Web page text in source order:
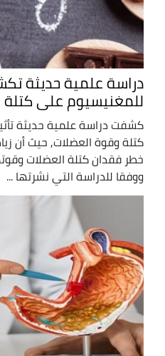
دراسة علمية حديثة
للمغنيسيوم على كتلة
كشفت دراسة علمية حديثة
كتلة وقوة العضلات, حيث أن
خطر فقدان كتلة العضلات
ووفقا للدراسة التي نشرتها ...